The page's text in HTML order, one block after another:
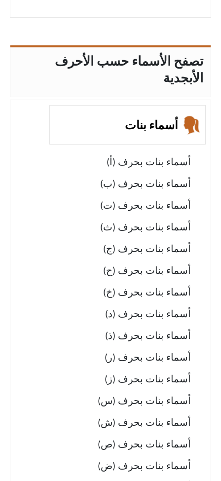
تصفح الأسماء حسب الأحرف
الأبجدية
أسماء بنات
أسماء بنات بحرف (أ)
أسماء بنات بحرف (ب)
أسماء بنات بحرف (ت)
أسماء بنات بحرف (ث)
أسماء بنات بحرف (ج)
أسماء بنات بحرف (ح)
أسماء بنات بحرف (خ)
أسماء بنات بحرف (د)
أسماء بنات بحرف (ذ)
أسماء بنات بحرف (ر)
أسماء بنات بحرف (ز)
أسماء بنات بحرف (س)
أسماء بنات بحرف (ش)
أسماء بنات بحرف (ص)
أسماء بنات بحرف (ض)